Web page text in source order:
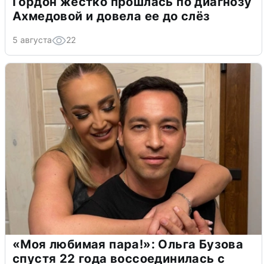
Ахмедовой и довела ее до слёз
5 августа 22
«Моя любимая пара!»: Ольга Бузова
спустя 22 года воссоединилась с